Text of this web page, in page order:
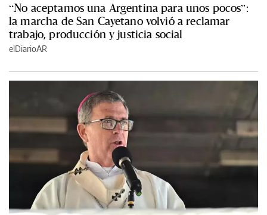
“No aceptamos una Argentina para unos pocos”:
la marcha de San Cayetano volvió a reclamar
trabajo, producción y justicia social
elDiarioAR